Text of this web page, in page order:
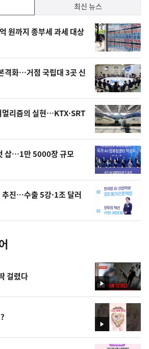
최신 뉴스
원까지 종부세 과세 대상
격화…거점 국립대 3곳 신
리즘의 실현…KTX·SRT
삽…1만 5000장 규모
진…수출 5강·1조 달러
영
상
걸렸다
영
상